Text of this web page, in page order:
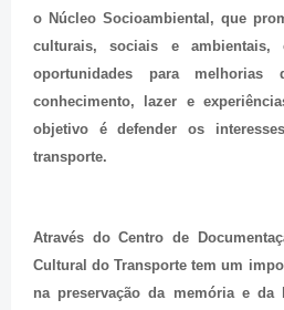
o Núcleo Socioambiental, que
culturais, sociais e ambientais,
oportunidades para
conhecimento, lazer e
objetivo é defender os
transporte.
Através do Centro de
Cultural do Transporte tem um
na preservação da memória e